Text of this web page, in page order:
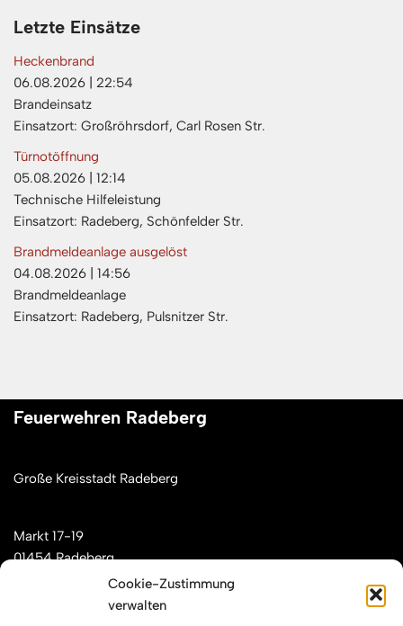
Cookie-Zustimmung
verwalten
Letzte Einsätze
Heckenbrand
06.08.2026
22:54
Brandeinsatz
Einsatzort: Großröhrsdorf, Carl Rosen Str.
Türnotöffnung
05.08.2026
12:14
Technische Hilfeleistung
Einsatzort: Radeberg, Schönfelder Str.
Brandmeldeanlage ausgelöst
04.08.2026
14:56
Brandmeldeanlage
Einsatzort: Radeberg, Pulsnitzer Str.
Feuerwehren Radeberg
Große Kreisstadt Radeberg
Markt 17-19
01454 Radeberg
Mail: kontakt[at]feuerwehren-radeberg.de